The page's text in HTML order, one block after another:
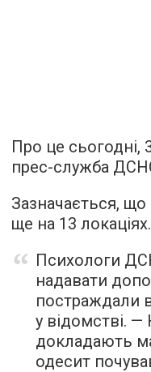
Про це сьогодні,
прес-служба
Зазначається,
ще на 13 локаціях.
Психологи
надавати
постраждали
у відомстві.
докладають
одесит